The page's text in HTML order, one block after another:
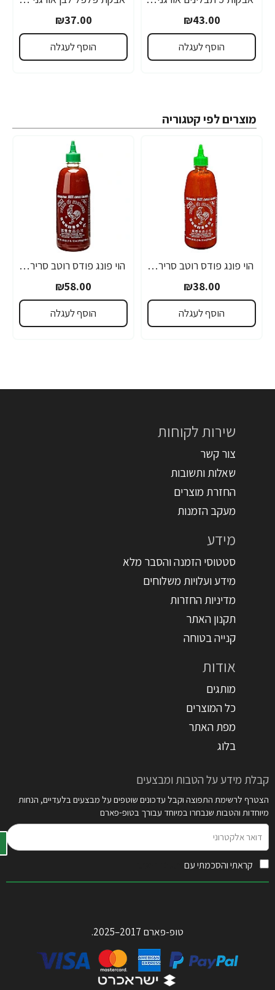
₪43.00
הוסף לעגלה
₪37.00
הוסף לעגלה
מוצרים לפי קטגוריה
הוי פונג פודס רוטב סריראצ'ה פלפל צ'ילי חריף 435 גרם - מבית HUY FONG FOODS
₪38.00
הוסף לעגלה
הוי פונג פודס רוטב סריראצ'ה פלפל צ'ילי חריף 793 גרם - מבית HUY FONG FOODS
₪58.00
הוסף לעגלה
שירות לקוחות
צור קשר
שאלות ותשובות
החזרת מוצרים
מעקב הזמנות
מידע
סטטוסי הזמנה והסבר מלא
מידע ועלויות משלוחים
מדיניות החזרות
תקנון האתר
קנייה בטוחה
אודות
מותגים
כל המוצרים
מפת האתר
בלוג
קבלת מידע על הטבות ומבצעים
הצטרף לרשימת התפוצה וקבל עדכונים שוטפים על מבצעים בלעדיים, הנחות
מיוחדות והטבות שנבחרו במיוחד עבורך בטופ-פארם
אלקטרוני
קראתי והסכמתי עם
טופ-פארם 2017–2025.